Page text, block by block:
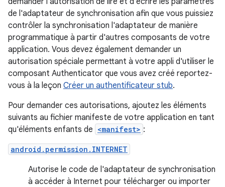
de l'adaptateur de synchronisation afin que vous puissiez
contrôler la synchronisation l'adaptateur de manière
programmatique à partir d'autres composants de votre
application. Vous devez également demander un
autorisation spéciale permettant à votre appli d'utiliser le
composant Authenticator que vous avez créé reportez-
vous à la leçon Créer un authentificateur stub.
Pour demander ces autorisations, ajoutez les éléments
suivants au fichier manifeste de votre application en tant
qu'éléments enfants de <manifest> :
android.permission.INTERNET
Autorise le code de l'adaptateur de synchronisation
à accéder à Internet pour télécharger ou importer